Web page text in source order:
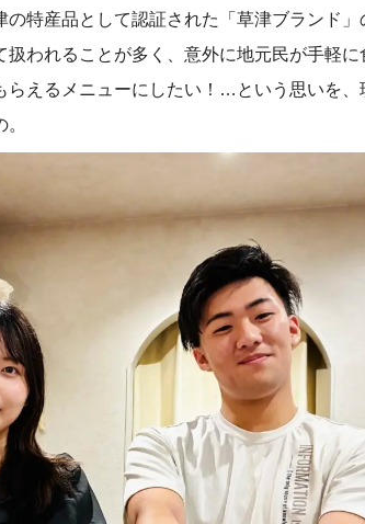
特産品として認証された「草津ブランド」
われることが多く、意外に地元民が手軽
らえるメニューにしたい！…という思いを、